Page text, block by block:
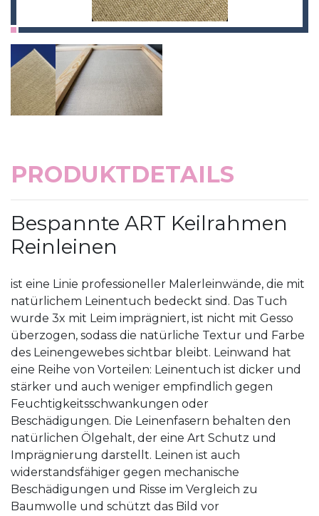
PRODUKTDETAILS
Bespannte ART Keilrahmen
Reinleinen
ist eine Linie professioneller Malerleinwände, die mit
natürlichem Leinentuch bedeckt sind. Das Tuch
wurde 3x mit Leim imprägniert, ist nicht mit Gesso
überzogen, sodass die natürliche Textur und Farbe
des Leinengewebes sichtbar bleibt. Leinwand hat
eine Reihe von Vorteilen: Leinentuch ist dicker und
stärker und auch weniger empfindlich gegen
Feuchtigkeitsschwankungen oder
Beschädigungen. Die Leinenfasern behalten den
natürlichen Ölgehalt, der eine Art Schutz und
Imprägnierung darstellt. Leinen ist auch
widerstandsfähiger gegen mechanische
Beschädigungen und Risse im Vergleich zu
Baumwolle und schützt das Bild vor